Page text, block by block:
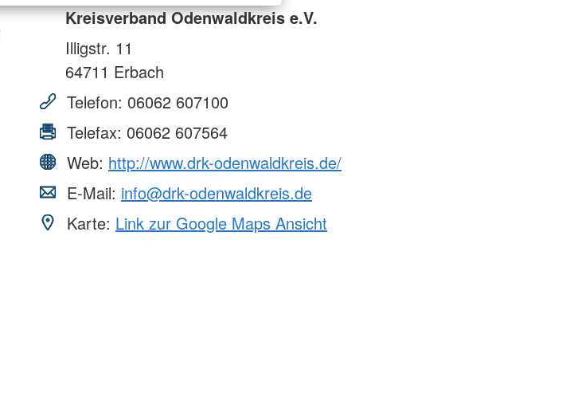
Kreisverband Odenwaldkreis e.V.
Illigstr. 11
64711 Erbach
Telefon: 06062 607100
Telefax: 06062 607564
Web: http://www.drk-odenwaldkreis.de/
E-Mail: info@drk-odenwaldkreis.de
Karte: Link zur Google Maps Ansicht